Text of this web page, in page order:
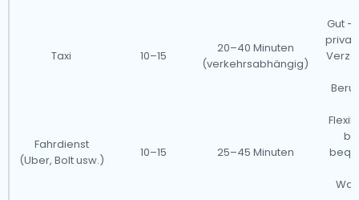
Taxi 10–15
20–40 Minuten
(verkehrsabhängig)
Gut –
Fahrdienst
(Uber, Bolt usw.)
10–15 25–45 Minuten